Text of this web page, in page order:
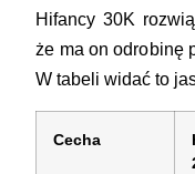
Hifancy 30K
że ma on odrobinę
W tabeli widać to
Cecha